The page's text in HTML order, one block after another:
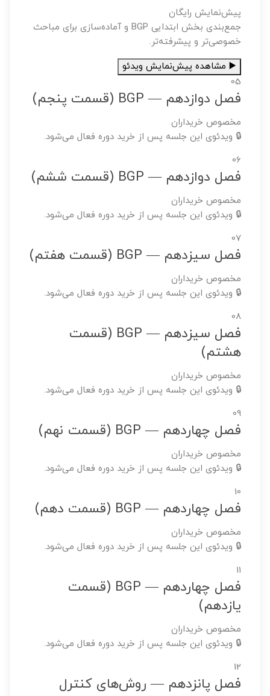
پیش‌نمایش رایگان
جمع‌بندی بخش ابتدایی BGP و آماده‌سازی برای مباحث
خصوصی‌تر و پیشرفته‌تر.
▶️ مشاهده پیش‌نمایش ویدئو
05
فصل دوازدهم — BGP (قسمت پنجم)
مخصوص خریداران
🔒 ویدئوی این جلسه پس از خرید دوره فعال می‌شود.
06
فصل دوازدهم — BGP (قسمت ششم)
مخصوص خریداران
🔒 ویدئوی این جلسه پس از خرید دوره فعال می‌شود.
07
فصل سیزدهم — BGP (قسمت هفتم)
مخصوص خریداران
🔒 ویدئوی این جلسه پس از خرید دوره فعال می‌شود.
08
فصل سیزدهم — BGP (قسمت
هشتم)
مخصوص خریداران
🔒 ویدئوی این جلسه پس از خرید دوره فعال می‌شود.
09
فصل چهاردهم — BGP (قسمت نهم)
مخصوص خریداران
🔒 ویدئوی این جلسه پس از خرید دوره فعال می‌شود.
10
فصل چهاردهم — BGP (قسمت دهم)
مخصوص خریداران
🔒 ویدئوی این جلسه پس از خرید دوره فعال می‌شود.
11
فصل چهاردهم — BGP (قسمت
یازدهم)
مخصوص خریداران
🔒 ویدئوی این جلسه پس از خرید دوره فعال می‌شود.
12
فصل پانزدهم — روش‌های کنترل